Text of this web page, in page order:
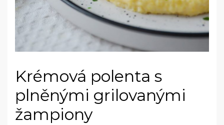
Krémová polenta s
plněnými grilovanými
žampiony